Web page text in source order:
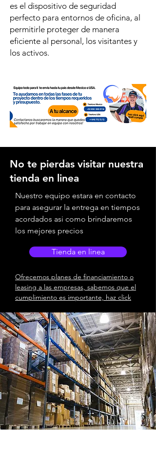
es el dispositivo de seguridad
perfecto para entornos de oficina, al
permitirle proteger de manera
eficiente al personal, los visitantes y
los activos.
No te pierdas visitar nuestra
tienda en linea
Nuestro equipo estara en contacto
para asegurar la entrega en tiempos
acordados asi como brindaremos
los mejores precios
Tienda en linea
Ofrecemos planes de financiamiento o
leasing a las empresas, sabemos que el
cumplimiento es importante, haz click